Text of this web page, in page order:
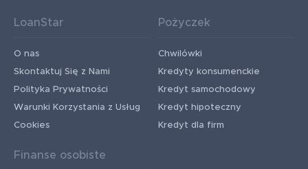
LoanStar
O nas
Skontaktuj Się z Nami
Polityka Prywatności
Warunki Korzystania z Usług
Cookies
Pożyczek
Chwilówki
Kredyty konsumenckie
Kredyt samochodowy
Kredyt hipoteczny
Kredyt dla firm
Finanse osobiste